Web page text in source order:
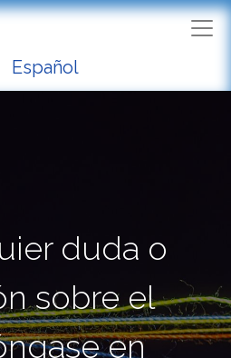
Español
duda o
sobre el
en